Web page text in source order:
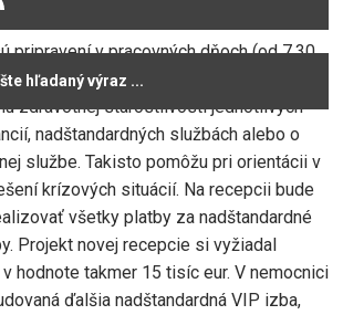
pripravení v pracovných dňoch (od 7.30
informácie o prevádzke
zdravotnej starostlivosti jednotlivých
nadštandardných službách alebo o
službe. Takisto pomôžu pri orientácii v
krízových situácií. Na recepcii bude
všetky platby za nadštandardné
Projekt novej recepcie si vyžiadal
hodnote takmer 15 tisíc eur. V nemocnici
ďalšia nadštandardná VIP izba,